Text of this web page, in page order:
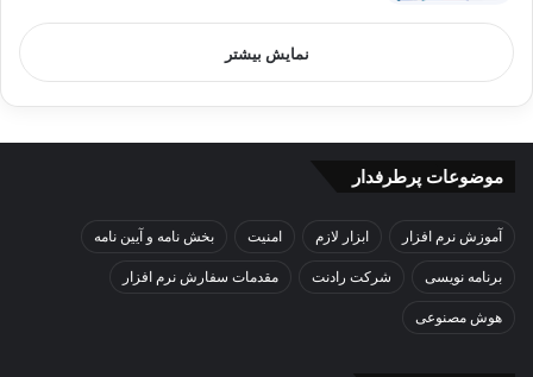
نمایش بیشتر
موضوعات پرطرفدار
آموزش نرم افزار ابزار لازم امنیت بخش نامه و آیین نامه
برنامه نویسی شرکت رادنت مقدمات سفارش نرم افزار
هوش مصنوعی